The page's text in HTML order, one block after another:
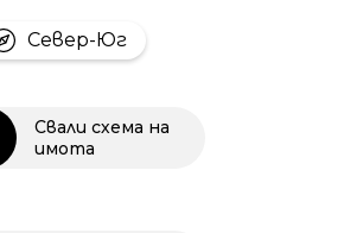
Север-Юг
Свали схема на
имота